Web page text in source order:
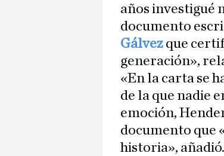
años investigué
documento
Gálvez que
generación»,
«En la carta se
de la que nadie
emoción,
documento que
historia»,